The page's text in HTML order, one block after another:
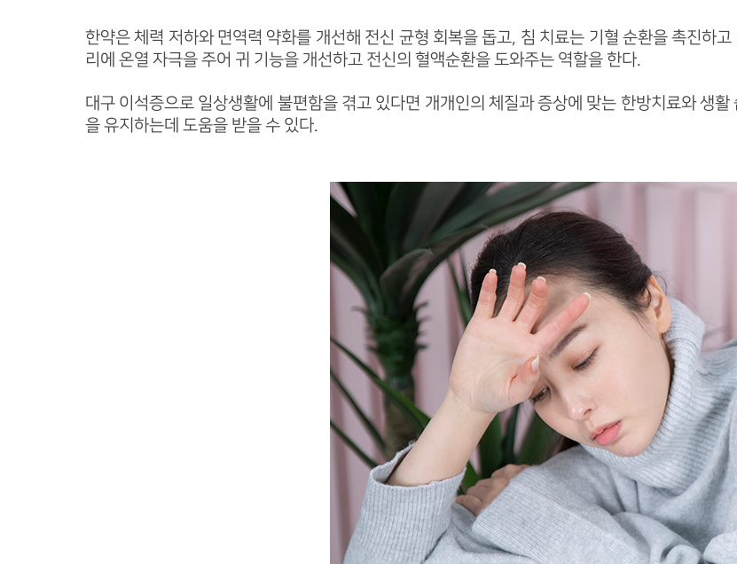
한약은 체력 저하와 면역력 약화를 개선해 전신 균형 회복을 돕고, 침 치료는 기혈 순환을 촉진하
리에 온열 자극을 주어 귀 기능을 개선하고 전신의 혈액순환을 도와주는 역할을 한다.
대구 이석증으로 일상생활에 불편함을 겪고 있다면 개개인의 체질과 증상에 맞는 한방치료와 생
을 유지하는데 도움을 받을 수 있다.